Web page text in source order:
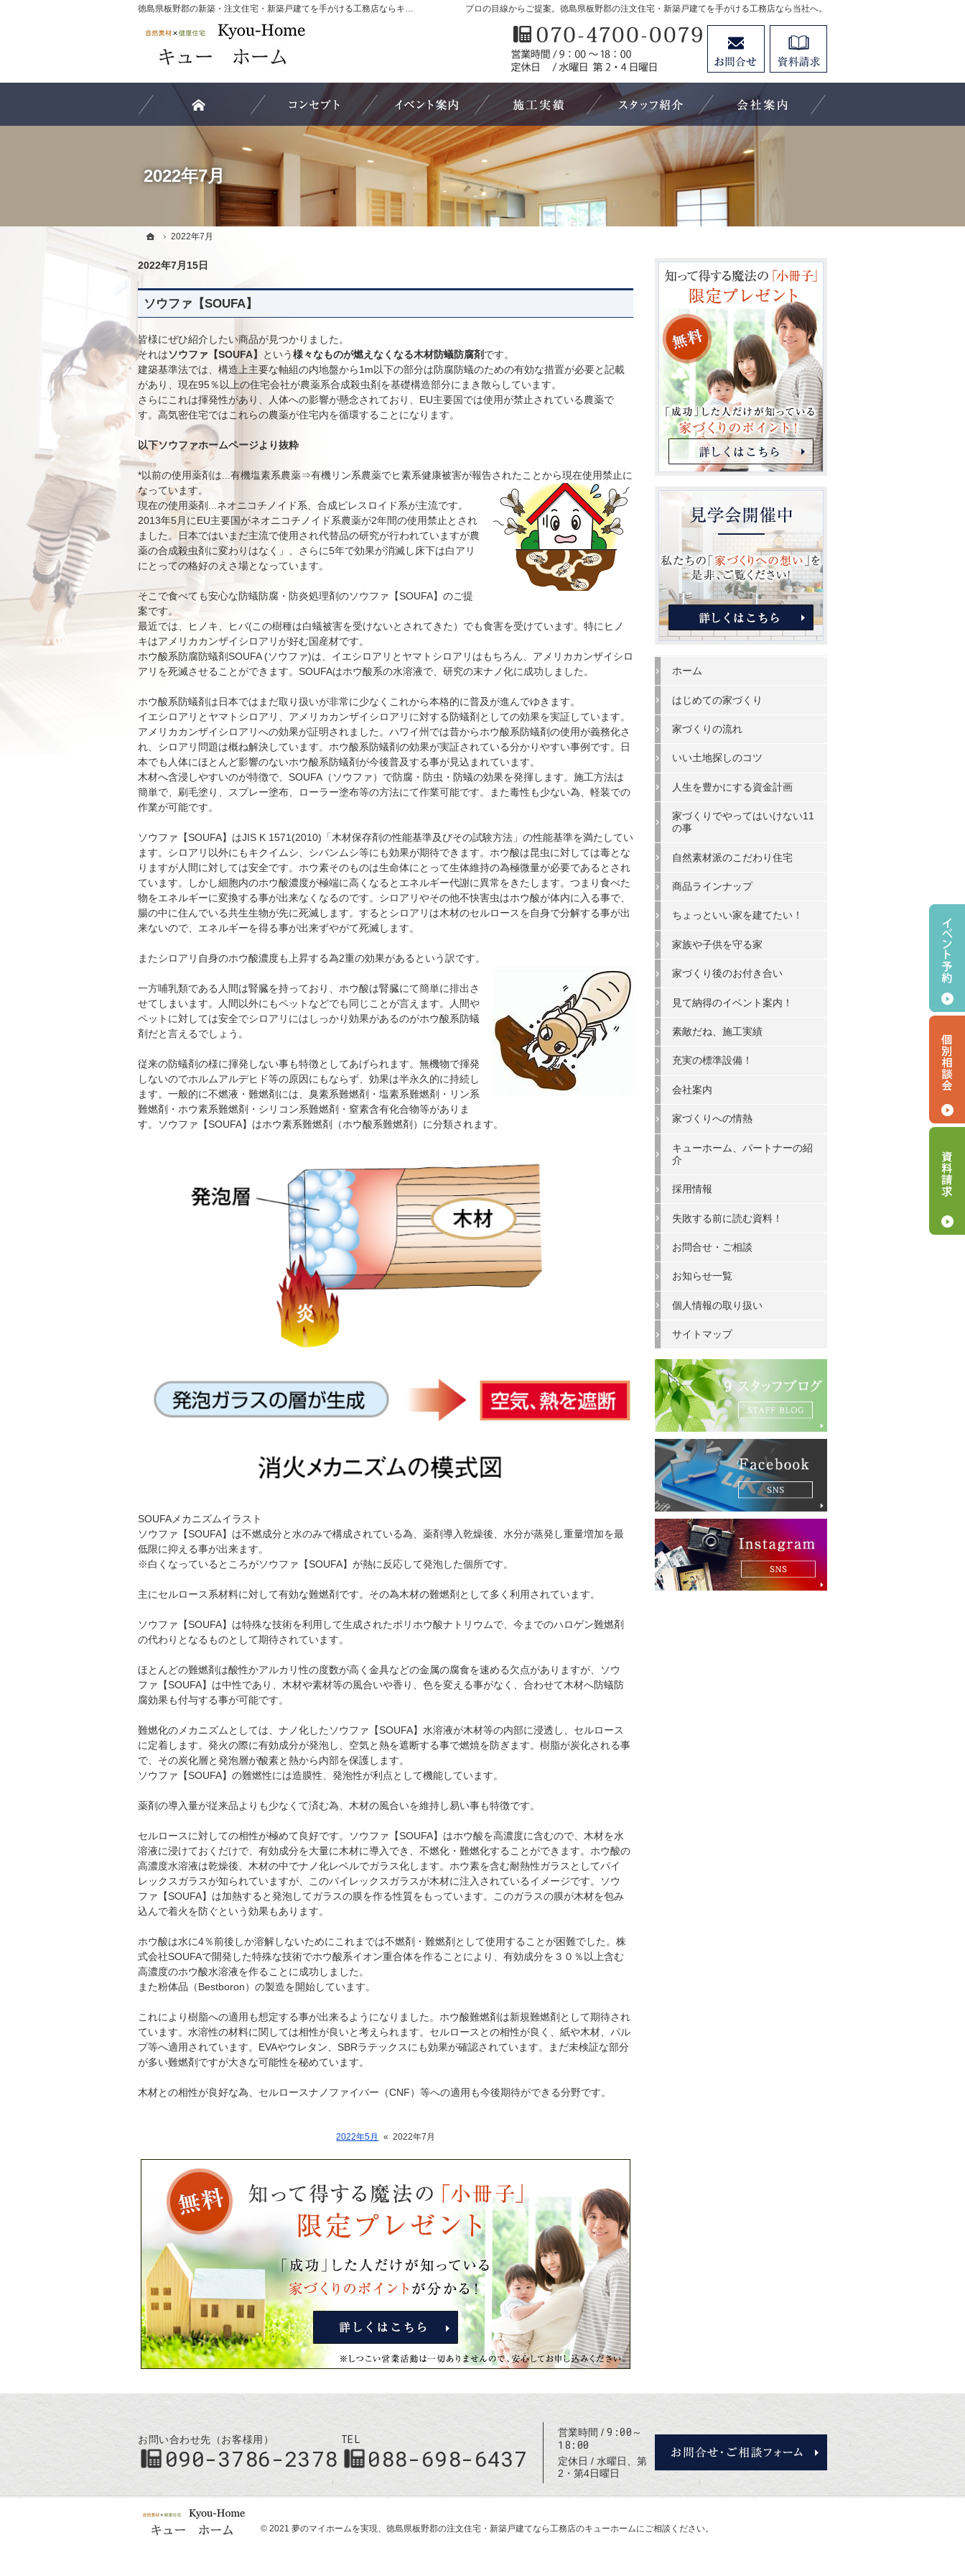
2022年7月
プロの目線からご提案。徳島県板野郡の注文住宅・新築戸建てを手がける工務店なら当社へ。
徳島県板野郡の新築・注文住宅・新築戸建てを手がける工務店ならキューホーム
ホーム
2022年7月
2022年7月15日
ソウファ【SOUFA】
皆様にぜひ紹介したい商品が見つかりました。
それはソウファ【SOUFA】 という様々なものが燃えなくなる木材防蟻防腐剤です。
建築基準法では、構造上主要な軸組の内地盤から1m以下の部分は防腐防蟻のための有効な措置が必要と記載
があり、現在95％以上の住宅会社が農薬系合成殺虫剤を基礎構造部分にまき散らしています。
さらにこれは揮発性があり、人体への影響が懸念されており、EU主要国では使用が禁止されている農薬で
す。高気密住宅ではこれらの農薬が住宅内を循環することになります。
以下ソウファホームページより抜粋
*以前の使用薬剤は...有機塩素系農薬⇒有機リン系農薬でヒ素系健康被害が報告されたことから現在使用禁止に
なっています。
現在の使用薬剤...ネオニコチノイド系、合成ピレスロイド系が主流です。
2013年5月にEU主要国がネオニコチノイド系農薬が2年間の使用禁止とされ
ました。日本ではいまだ主流で使用され代替品の研究が行われていますが農
薬の合成殺虫剤に変わりはなく」、さらに5年で効果が消滅し床下は白アリ
にとっての格好のえさ場となっています。
そこで食べても安心な防蟻防腐・防炎処理剤のソウファ【SOUFA】のご提
案です。
最近では、ヒノキ、ヒバ(この樹種は白蟻被害を受けないとされてきた）でも食害を受けています。特にヒノ
キはアメリカカンザイシロアリが好む国産材です。
ホウ酸系防腐防蟻剤SOUFA (ソウファ)は、イエシロアリとヤマトシロアリはもちろん、アメリカカンザイシロ
アリを死滅させることができます。SOUFAはホウ酸系の水溶液で、研究の末ナノ化に成功しました。
ホウ酸系防蟻剤は日本ではまだ取り扱いが非常に少なくこれから本格的に普及が進んでゆきます。
イエシロアリとヤマトシロアリ、アメリカカンザイシロアリに対する防蟻剤としての効果を実証しています。
アメリカカンザイシロアリへの効果が証明されました。ハワイ州では昔からホウ酸系防蟻剤の使用が義務化さ
れ、シロアリ問題は概ね解決しています。ホウ酸系防蟻剤の効果が実証されている分かりやすい事例です。日
本でも人体にほとんど影響のないホウ酸系防蟻剤が今後普及する事が見込まれています。
木材へ含浸しやすいのが特徴で、SOUFA（ソウファ）で防腐・防虫・防蟻の効果を発揮します。施工方法は
簡単で、刷毛塗り、スプレー塗布、ローラー塗布等の方法にて作業可能です。また毒性も少ない為、軽装での
作業が可能です。
ソウファ【SOUFA】はJIS K 1571(2010)「木材保存剤の性能基準及びその試験方法」の性能基準を満たしてい
ます。シロアリ以外にもキクイムシ、シバンムシ等にも効果が期待できます。ホウ酸は昆虫に対しては毒とな
りますが人間に対しては安全です。ホウ素そのものは生命体にとって生体維持の為極微量が必要であるとされ
ています。しかし細胞内のホウ酸濃度が極端に高くなるとエネルギー代謝に異常をきたします。つまり食べた
物をエネルギーに変換する事が出来なくなるのです。シロアリやその他不快害虫はホウ酸が体内に入る事で、
腸の中に住んでいる共生生物が先に死滅します。するとシロアリは木材のセルロースを自身で分解する事が出
来ないので、エネルギーを得る事が出来ずやがて死滅します。
またシロアリ自身のホウ酸濃度も上昇する為2重の効果があるという訳です。
一方哺乳類である人間は腎臓を持っており、ホウ酸は腎臓にて簡単に排出さ
せてしまいます。人間以外にもペットなどでも同じことが言えます。人間や
ペットに対しては安全でシロアリにはしっかり効果があるのがホウ酸系防蟻
剤だと言えるでしょう。
従来の防蟻剤の様に揮発しない事も特徴としてあげられます。無機物で揮発
しないのでホルムアルデヒド等の原因にもならず、効果は半永久的に持続し
ます。一般的に不燃液・難燃剤には、臭素系難燃剤・塩素系難燃剤・リン系
難燃剤・ホウ素系難燃剤・シリコン系難燃剤・窒素含有化合物等がありま
す。ソウファ【SOUFA】はホウ素系難燃剤（ホウ酸系難燃剤）に分類されます。
SOUFAメカニズムイラスト
ソウファ【SOUFA】は不燃成分と水のみで構成されている為、薬剤導入乾燥後、水分が蒸発し重量増加を最
低限に抑える事が出来ます。
※白くなっているところがソウファ【SOUFA】が熱に反応して発泡した個所です。
主にセルロース系材料に対して有効な難燃剤です。その為木材の難燃剤として多く利用されています。
ソウファ【SOUFA】は特殊な技術を利用して生成されたポリホウ酸ナトリウムで、今までのハロゲン難燃剤
の代わりとなるものとして期待されています。
ほとんどの難燃剤は酸性かアルカリ性の度数が高く金具などの金属の腐食を速める欠点がありますが、ソウ
ファ【SOUFA】は中性であり、木材や素材等の風合いや香り、色を変える事がなく、合わせて木材へ防蟻防
腐効果も付与する事が可能です。
難燃化のメカニズムとしては、ナノ化したソウファ【SOUFA】水溶液が木材等の内部に浸透し、セルロース
に定着します。発火の際に有効成分が発泡し、空気と熱を遮断する事で燃焼を防ぎます。樹脂が炭化される事
で、その炭化層と発泡層が酸素と熱から内部を保護します。
ソウファ【SOUFA】の難燃性には造膜性、発泡性が利点として機能しています。
薬剤の導入量が従来品よりも少なくて済む為、木材の風合いを維持し易い事も特徴です。
セルロースに対しての相性が極めて良好です。ソウファ【SOUFA】はホウ酸を高濃度に含むので、木材を水
溶液に浸けておくだけで、有効成分を大量に木材に導入でき、不燃化・難燃化することができます。ホウ酸の
高濃度水溶液は乾燥後、木材の中でナノ化レベルでガラス化します。ホウ素を含む耐熱性ガラスとしてパイ
レックスガラスが知られていますが、このパイレックスガラスが木材に注入されているイメージです。ソウ
ファ【SOUFA】は加熱すると発泡してガラスの膜を作る性質をもっています。このガラスの膜が木材を包み
込んで着火を防ぐという効果もあります。
ホウ酸は水に4％前後しか溶解しないためにこれまでは不燃剤・難燃剤として使用することが困難でした。株
式会社SOUFAで開発した特殊な技術でホウ酸系イオン重合体を作ることにより、有効成分を３０％以上含む
高濃度のホウ酸水溶液を作ることに成功しました。
また粉体品（Bestboron）の製造を開始しています。
これにより樹脂への適用も想定する事が出来るようになりました。ホウ酸難燃剤は新規難燃剤として期待され
ています。水溶性の材料に関しては相性が良いと考えられます。セルロースとの相性が良く、紙や木材、パル
プ等へ適用されています。EVAやウレタン、SBRラテックスにも効果が確認されています。まだ未検証な部分
が多い難燃剤ですが大きな可能性を秘めています。
木材との相性が良好な為、セルロースナノファイバー（CNF）等への適用も今後期待ができる分野です。
2022年5月 « 2022年7月
ホーム
はじめての家づくり
家づくりの流れ
いい土地探しのコツ
人生を豊かにする資金計画
家づくりでやってはいけない11
の事
自然素材派のこだわり住宅
商品ラインナップ
ちょっといい家を建てたい！
家族や子供を守る家
家づくり後のお付き合い
見て納得のイベント案内！
素敵だね、施工実績
充実の標準設備！
会社案内
家づくりへの情熱
キューホーム、パートナーの紹
介
採用情報
失敗する前に読む資料！
お問合せ・ご相談
お知らせ一覧
個人情報の取り扱い
サイトマップ
ホーム
2022年7月
88-8888-8888
営業時間8:00～18:00 定休日：第1・3水曜日 第2・4日曜日
自然素材派のこだわり住宅 素敵だね、施工実績
お問い合わせ先（お客様用）
090-3786-2378
TEL
088-698-6437
営業時間
9:00～
18:00
定休日
水曜日、第
2・第4日曜日
© 2021 夢のマイホームを実現、 徳島県板野郡の注文住宅・新築戸建てなら工務店のキューホームにご相談ください。